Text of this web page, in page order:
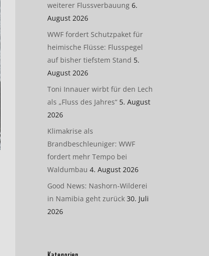
weiterer Flussverbauung 6.
August 2026
WWF fordert Schutzpaket für
heimische Flüsse: Flusspegel
auf bisher tiefstem Stand 5.
August 2026
Toni Innauer wirbt für den Lech
als „Fluss des Jahres“ 5. August
2026
Klimakrise als
Brandbeschleuniger: WWF
fordert mehr Tempo bei
Waldumbau 4. August 2026
Good News: Nashorn-Wilderei
in Namibia geht zurück 30. Juli
2026